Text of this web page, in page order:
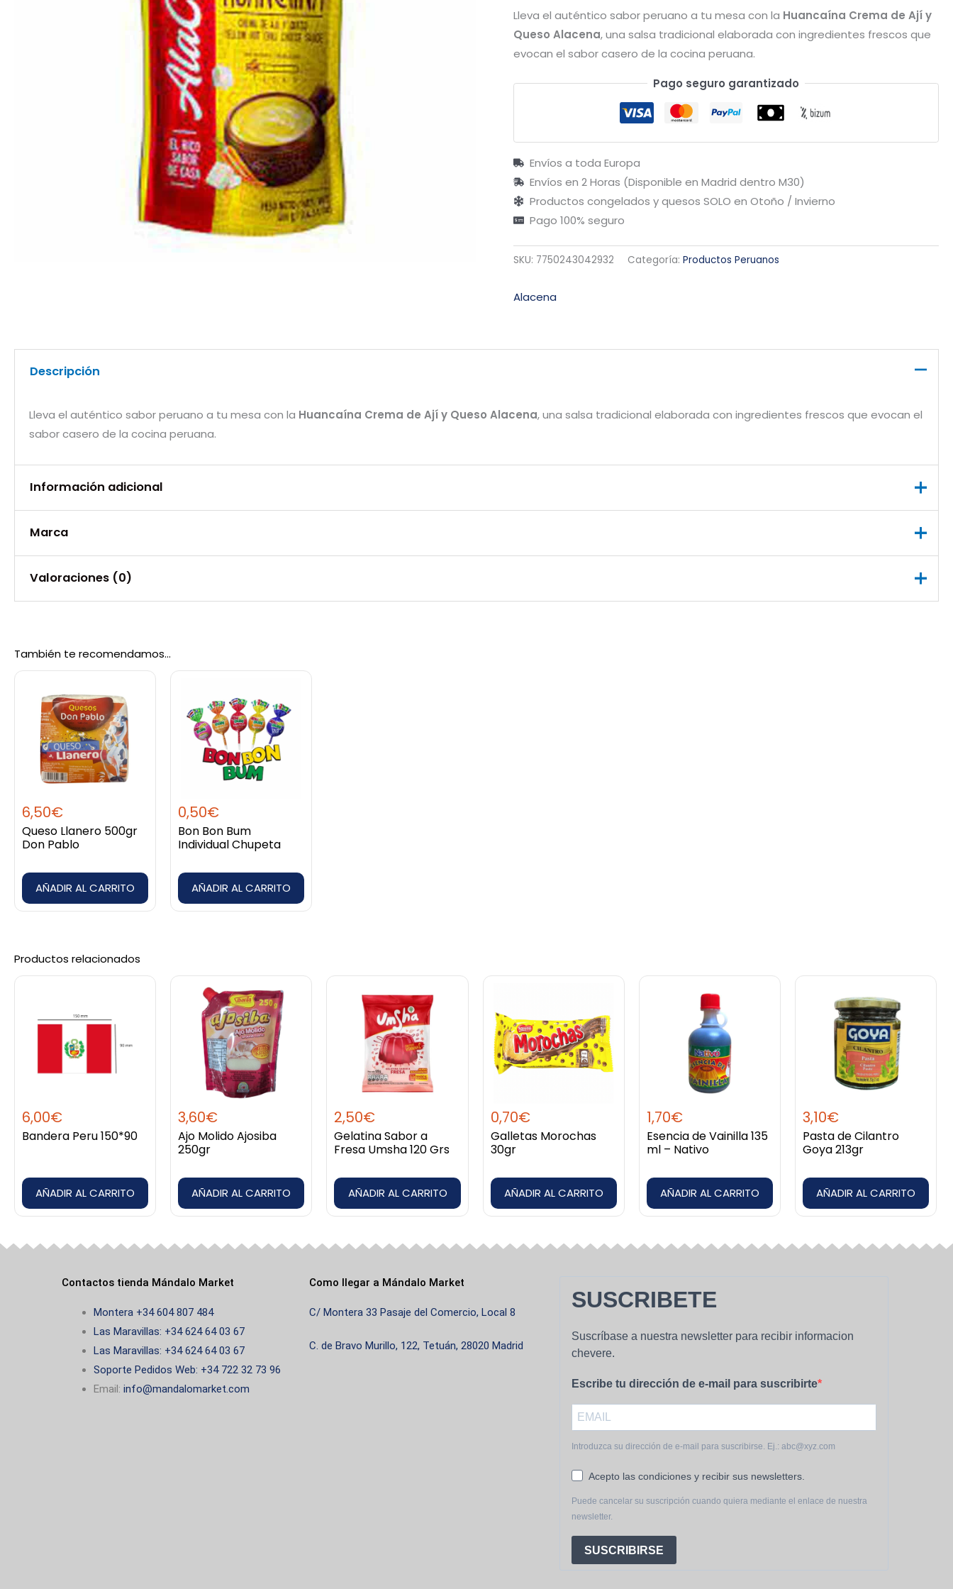
Lleva el auténtico sabor peruano a tu mesa con la Huancaína Crema de Ají y
Queso Alacena, una salsa tradicional elaborada con ingredientes frescos que
evocan el sabor casero de la cocina peruana.
Pago seguro garantizado
Envíos a toda Europa
Envíos en 2 Horas (Disponible en Madrid dentro M30)
Productos congelados y quesos SOLO en Otoño / Invierno
Pago 100% seguro
SKU: 7750243042932 Categoría:Productos Peruanos
Alacena
Descripción
Lleva el auténtico sabor peruano a tu mesa con la Huancaína Crema de Ají y Queso Alacena, una salsa tradicional elaborada con ingredientes frescos que evocan el
sabor casero de la cocina peruana.
Información adicional
Peso
Marca
Marca
Alacena
Valoraciones (0)
Sé el primero en valorar “Huancaina Crema De Aji Y Queso 400Gr Alacena”
Debesacceder para publicar una valoración.
También te recomendamos…
6,50€
Queso Llanero 500gr
Don Pablo
AÑADIR AL CARRITO
0,50€
Bon Bon Bum
Individual Chupeta
AÑADIR AL CARRITO
Productos relacionados
6,00€
Bandera Peru 150*90
AÑADIR AL CARRITO
3,60€
Ajo Molido Ajosiba
250gr
AÑADIR AL CARRITO
2,50€
Gelatina Sabor a
Fresa Umsha 120 Grs
AÑADIR AL CARRITO
0,70€
Galletas Morochas
30gr
AÑADIR AL CARRITO
1,70€
Esencia de Vainilla 135
ml – Nativo
AÑADIR AL CARRITO
3,10€
Pasta de Cilantro
Goya 213gr
AÑADIR AL CARRITO
Contactos tienda Mándalo Market
Montera +34 604 807 484
Las Maravillas: +34 624 64 03 67
Las Maravillas: +34 624 64 03 67
Soporte Pedidos Web: +34 722 32 73 96
Email:info@mandalomarket.com
Como llegar a Mándalo Market
C/ Montera 33 Pasaje del Comercio, Local 8
C. de Bravo Murillo, 122, Tetuán, 28020 Madrid
SUSCRIBETE
Suscríbase a nuestra newsletter para recibir informacion
chevere.
Escribe tu dirección de e-mail para suscribirte
Introduzca su dirección de e-mail para suscribirse. Ej.: abc@xyz.com
Acepto las condiciones y recibir sus newsletters.
Puede cancelar su suscripción cuando quiera mediante el enlace de nuestra
newsletter.
SUSCRIBIRSE